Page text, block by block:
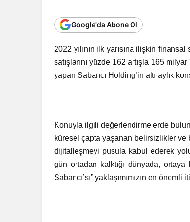
Google'da Abone Ol
2022 yılının ilk yarısına ilişkin
satışlarını yüzde 162 artışla 165
yapan Sabancı Holding’in altı aylık
Konuyla ilgili değerlendirmelerde
küresel çapta yaşanan belirsizlikler
dijitalleşmeyi pusula kabul ederek
gün ortadan kalktığı dünyada, ortaya
Sabancı’sı” yaklaşımımızın en